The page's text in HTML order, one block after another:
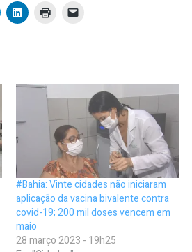
#Bahia: Vinte cidades não iniciaram
aplicação da vacina bivalente contra
covid-19; 200 mil doses vencem em
maio
28 março 2023 - 19h25